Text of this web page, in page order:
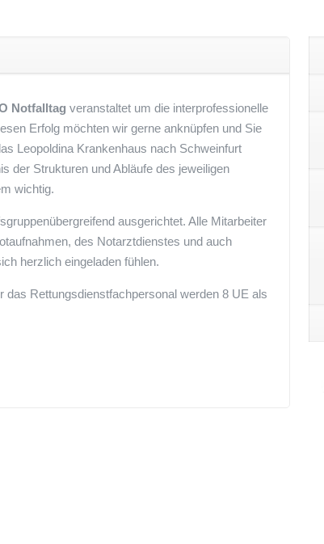
Notfalltag veranstaltet um die interprofessionelle
Erfolg möchten wir gerne anknüpfen und Sie
Leopoldina Krankenhaus nach Schweinfurt
der Strukturen und Abläufe des jeweiligen
wichtig.
ausgerichtet. Alle Mitarbeiter
des Notarztdienstes und auch
herzlich eingeladen fühlen.
Rettungsdienstfachpersonal werden 8 UE als